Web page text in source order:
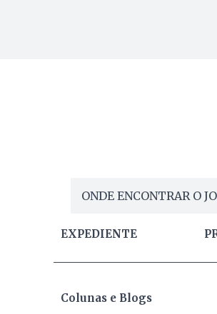
ONDE ENCONTRAR O
EXPEDIENTE
Colunas e Blogs